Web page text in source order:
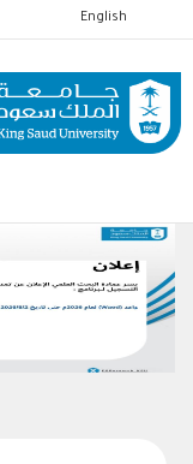
إلى
المحتوى
الرئيسي
English